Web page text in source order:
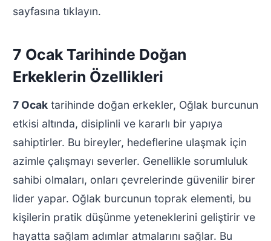
sayfasına tıklayın.
7 Ocak Tarihinde Doğan
Erkeklerin Özellikleri
7 Ocaktarihinde doğan erkekler, Oğlak burcunun
etkisi altında, disiplinli ve kararlı bir yapıya
sahiptirler. Bu bireyler, hedeflerine ulaşmak için
azimle çalışmayı severler. Genellikle sorumluluk
sahibi olmaları, onları çevrelerinde güvenilir birer
lider yapar. Oğlak burcunun toprak elementi, bu
kişilerin pratik düşünme yeteneklerini geliştirir ve
hayatta sağlam adımlar atmalarını sağlar. Bu